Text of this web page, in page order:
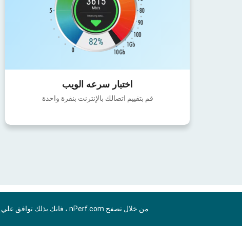
اختبار سرعه الويب
قم بتقييم اتصالك بالإنترنت بنقرة واحدة
من خلال تصفح nPerf.com ، فانك بذلك توافق علي